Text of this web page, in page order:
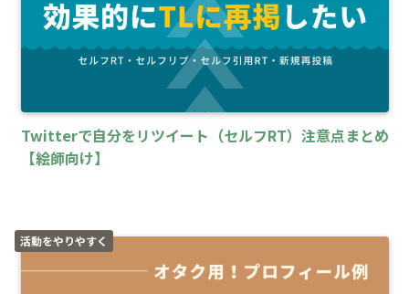
Twitterで自分をリツイート（セルフRT）注意点まとめ
【絵師向け】
活動をやりやすく